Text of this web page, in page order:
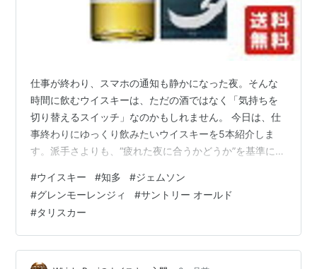
仕事が終わり、スマホの通知も静かになった夜。そんな
時間に飲むウイスキーは、ただの酒ではなく「気持ちを
切り替えるスイッチ」なのかもしれません。 今日は、仕
事終わりにゆっくり飲みたいウイスキーを5本紹介しま
す。派手さよりも、“疲れた夜に合うかどうか”を基準に選
れている時は、刺激が強すぎるウイスキーよりも、 香り
が穏やか 甘みがある 飲み疲れしない そんな銘柄が合い
ます。 「リラックスできるか」が最優先です。 ① 知多
静かな夜に合う1本 軽やかでやさしい甘み。派手ではあり
ませんが、仕事終わりの疲れた身体には不思議と染み込
#ウイスキー #知多 #ジェムソン
#グレンモーレンジィ #サントリー オールド
#タリスカー